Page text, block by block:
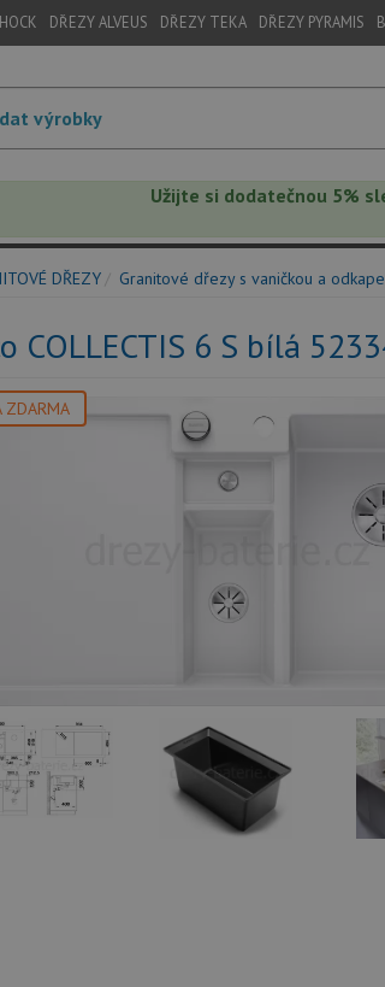
DŘEZY ALVEUS DŘEZY TEKA DŘEZY PYRAMIS
Užijte si dodatečnou 5%
DŘEZY Granitové dřezy s vaničkou a
COLLECTIS 6 S bílá
ZDARMA